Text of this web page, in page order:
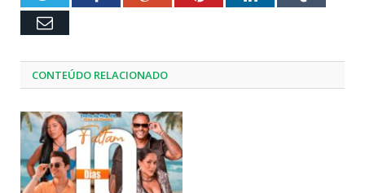
Email
CONTEÚDO RELACIONADO